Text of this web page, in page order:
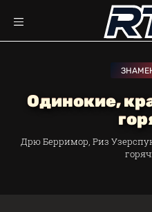
Одинокие,
Дрю Берримор, Риз